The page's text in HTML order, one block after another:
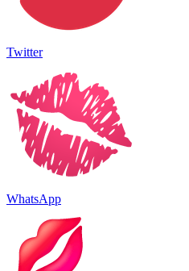
Twitter
WhatsApp